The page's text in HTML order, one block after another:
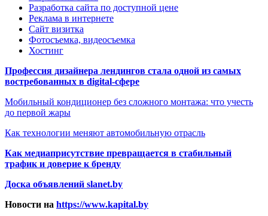
Разработка сайта по доступной цене
Реклама в интернете
Сайт визитка
Фотосъемка, видеосъемка
Хостинг
Профессия дизайнера лендингов стала одной из самых
востребованных в digital-сфере
Мобильный кондиционер без сложного монтажа: что учесть
до первой жары
Как технологии меняют автомобильную отрасль
Как медиаприсутствие превращается в стабильный
трафик и доверие к бренду
Доска объявлений slanet.by
Новости на https://www.kapital.by